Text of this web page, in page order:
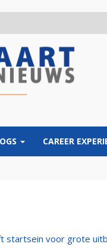
CAREER
startsein voor grote